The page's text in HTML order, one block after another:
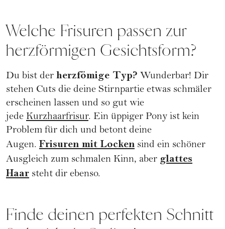
Welche Frisuren passen zur
herzförmigen Gesichtsform?
Du bist der herzfömige Typ? Wunderbar! Dir
stehen Cuts die deine Stirnpartie etwas schmäler
erscheinen lassen und so gut wie
jede Kurzhaarfrisur. Ein üppiger Pony ist kein
Problem für dich und betont deine
Augen. Frisuren mit Locken sind ein schöner
Ausgleich zum schmalen Kinn, aber glattes
Haar steht dir ebenso.
Finde deinen perfekten Schnitt